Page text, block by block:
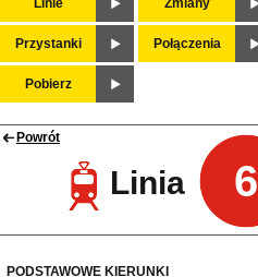
Linie Zmiany
Przystanki Połączenia
Pobierz
Powrót
Linia 6
PODSTAWOWE KIERUNKI